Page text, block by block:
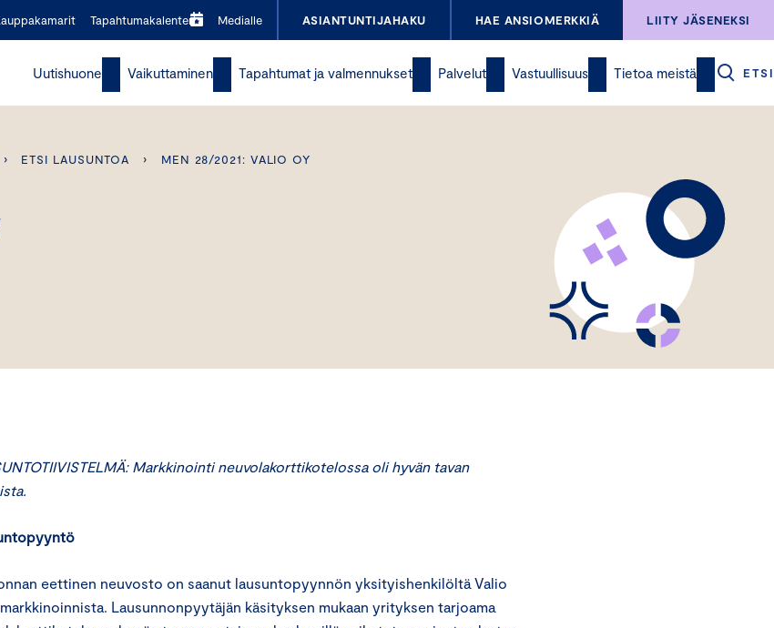
Tapahtumakalenteri Medialle ASIANTUNTIJAHAKU HAE ANSIOMERKKIÄ LIITY JÄSENEKSI
Uutishuone Vaikuttaminen Tapahtumat ja valmennukset Palvelut Vastuullisuus Tietoa meistä ETSI
› ETSI LAUSUNTOA › MEN 28/2021: VALIO OY
Markkinointi neuvolakorttikotelossa oli hyvän tavan
eettinen neuvosto on saanut lausuntopyynnön yksityishenkilöltä Valio
Lausunnonpyytäjän käsityksen mukaan yrityksen tarjoama